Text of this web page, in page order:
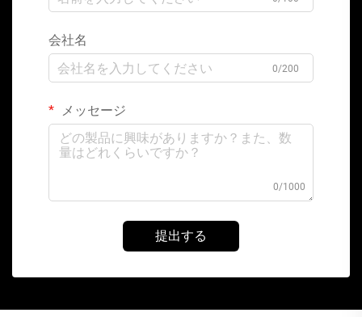
会社名
0/200
メッセージ
0/1000
提出する